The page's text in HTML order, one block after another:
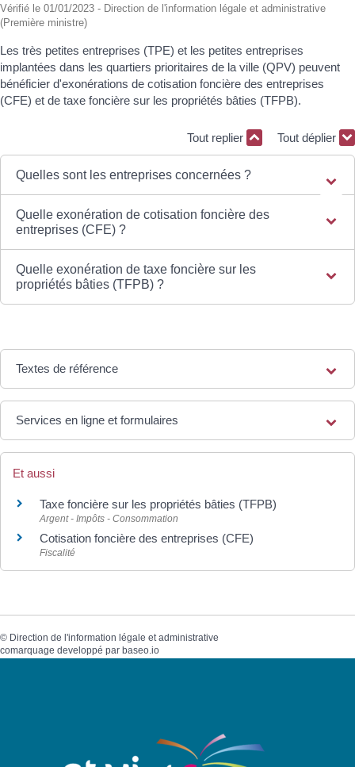
Vérifié le 01/01/2023 - Direction de l'information légale et administrative
(Première ministre)
Les très petites entreprises (TPE) et les petites entreprises
implantées dans les quartiers prioritaires de la ville (QPV) peuvent
bénéficier d'exonérations de cotisation foncière des entreprises
(CFE) et de taxe foncière sur les propriétés bâties (TFPB).
Tout replier Tout déplier
Quelles sont les entreprises concernées ?
Quelle exonération de cotisation foncière des
entreprises (CFE) ?
Quelle exonération de taxe foncière sur les
propriétés bâties (TFPB) ?
Textes de référence
Services en ligne et formulaires
Et aussi
Taxe foncière sur les propriétés bâties (TFPB)
Argent - Impôts - Consommation
Cotisation foncière des entreprises (CFE)
Fiscalité
© Direction de l'information légale et administrative
comarquage developpé par baseo.io